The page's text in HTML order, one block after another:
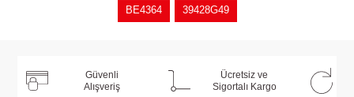
BE4364 39428G49
Güvenli
Alışveriş
Ücretsiz ve
Sigortalı Kargo